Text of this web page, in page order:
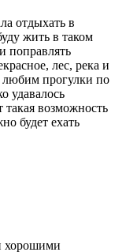
отдыхать в
жить в таком
поправлять
лес, река и
прогулки по
удавалось
такая возможность
будет ехать
хорошими